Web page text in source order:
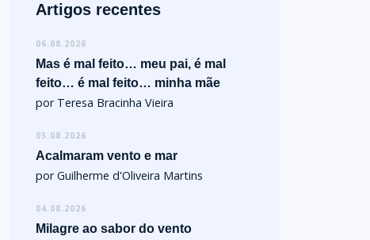
Artigos recentes
06.08.2026
Mas é mal feito… meu pai, é mal
feito… é mal feito… minha mãe
por Teresa Bracinha Vieira
05.08.2026
Acalmaram vento e mar
por Guilherme d'Oliveira Martins
04.08.2026
Milagre ao sabor do vento